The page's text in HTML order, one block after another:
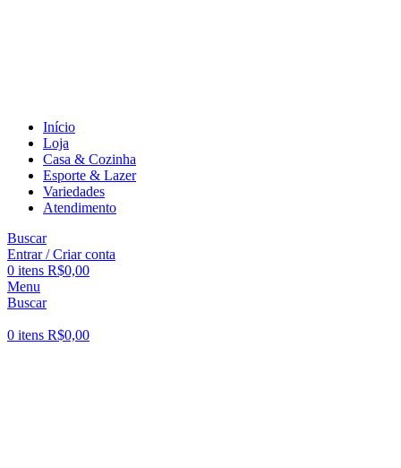
Início
Loja
Casa & Cozinha
Esporte & Lazer
Variedades
Atendimento
Buscar
Entrar / Criar conta
0 itens R$0,00
Menu
Buscar
0 itens R$0,00